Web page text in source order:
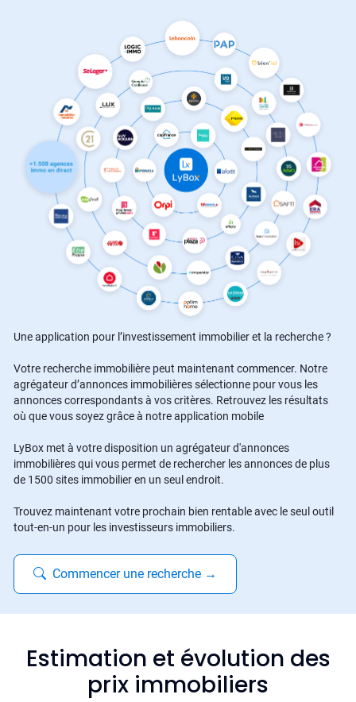
Une application pour l’investissement immobilier et la recherche ?
Votre recherche immobilière peut maintenant commencer. Notre
agrégateur d’annonces immobilières sélectionne pour vous les
annonces correspondants à vos critères. Retrouvez les résultats
où que vous soyez grâce à notre application mobile
LyBox met à votre disposition un agrégateur d'annonces
immobilières qui vous permet de rechercher les annonces de plus
de 1500 sites immobilier en un seul endroit.
Trouvez maintenant votre prochain bien rentable avec le seul outil
tout-en-un pour les investisseurs immobiliers.
Commencer une recherche →
Estimation et évolution des
prix immobiliers